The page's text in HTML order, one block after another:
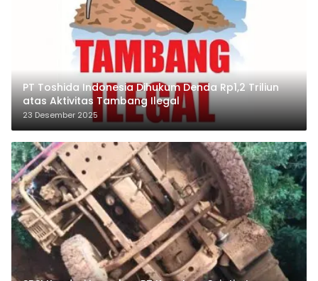
PT Toshida Indonesia Dihukum Denda Rp1,2 Triliun
atas Aktivitas Tambang Ilegal
23 Desember 2025